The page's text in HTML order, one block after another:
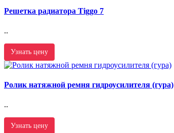
Решетка радиатора Tiggo 7
..
Узнать цену
Ролик натяжной ремня гидроусилителя (гура)
..
Узнать цену